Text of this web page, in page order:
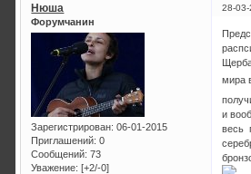
28-
Нюша
Форумчанин
Зарегистрирован: 06-01-2015
Приглашений: 0
Сообщений: 73
Уважение: [+2/-0]
мира
и
весь